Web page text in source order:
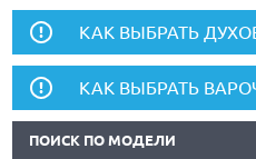
КАК ВЫБРАТЬ
КАК ВЫБРАТЬ
ПОИСК ПО МОДЕЛИ